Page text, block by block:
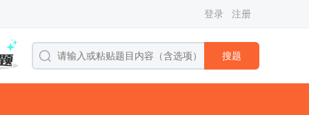
登录 注册
搜题